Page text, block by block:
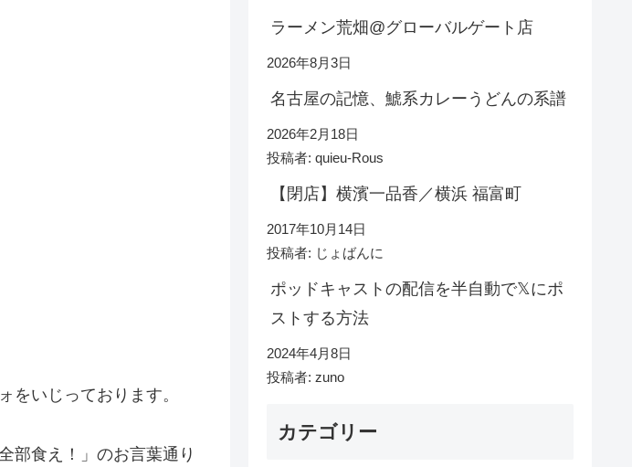
をいじっております。
部食え！」のお言葉通り
ラーメン荒畑@グローバルゲート店
2026年8月3日
名古屋の記憶、鯱系カレーうどんの系譜
2026年2月18日
投稿者: quieu-Rous
【閉店】横濱一品香／横浜 福富町
2017年10月14日
投稿者: じょばんに
ポッドキャストの配信を半自動で𝕏にポ
ストする方法
2024年4月8日
投稿者: zuno
カテゴリー